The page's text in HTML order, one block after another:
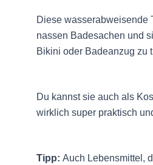
Diese wasserabweisende
nassen Badesachen und
Bikini oder Badeanzug zu
Du kannst sie auch als
wirklich super praktisch
Tipp: Auch Lebensmittel,